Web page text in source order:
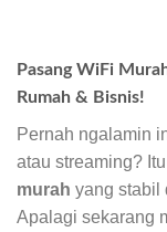
Pasang WiFi
Rumah & Bisnis!
Pernah ngalamin
atau streaming?
murah yang stabil
Apalagi sekarang